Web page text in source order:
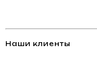
Наши клиенты